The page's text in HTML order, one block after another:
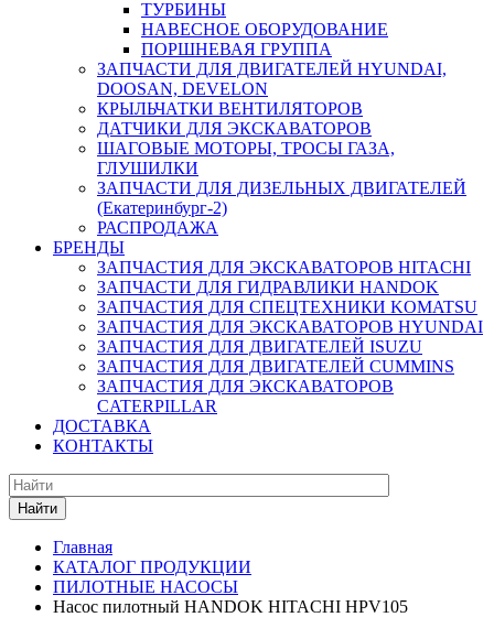
ТУРБИНЫ
НАВЕСНОЕ ОБОРУДОВАНИЕ
ПОРШНЕВАЯ ГРУППА
ЗАПЧАСТИ ДЛЯ ДВИГАТЕЛЕЙ HYUNDAI,
DOOSAN, DEVELON
КРЫЛЬЧАТКИ ВЕНТИЛЯТОРОВ
ДАТЧИКИ ДЛЯ ЭКСКАВАТОРОВ
ШАГОВЫЕ МОТОРЫ, ТРОСЫ ГАЗА,
ГЛУШИЛКИ
ЗАПЧАСТИ ДЛЯ ДИЗЕЛЬНЫХ ДВИГАТЕЛЕЙ
(Екатеринбург-2)
РАСПРОДАЖА
БРЕНДЫ
ЗАПЧАСТИЯ ДЛЯ ЭКСКАВАТОРОВ HITACHI
ЗАПЧАСТИ ДЛЯ ГИДРАВЛИКИ HANDOK
ЗАПЧАСТИЯ ДЛЯ СПЕЦТЕХНИКИ KOMATSU
ЗАПЧАСТИЯ ДЛЯ ЭКСКАВАТОРОВ HYUNDAI
ЗАПЧАСТИЯ ДЛЯ ДВИГАТЕЛЕЙ ISUZU
ЗАПЧАСТИЯ ДЛЯ ДВИГАТЕЛЕЙ CUMMINS
ЗАПЧАСТИЯ ДЛЯ ЭКСКАВАТОРОВ
CATERPILLAR
ДОСТАВКА
КОНТАКТЫ
Найти
Главная
КАТАЛОГ ПРОДУКЦИИ
ПИЛОТНЫЕ НАСОСЫ
Насос пилотный HANDOK HITACHI HPV105